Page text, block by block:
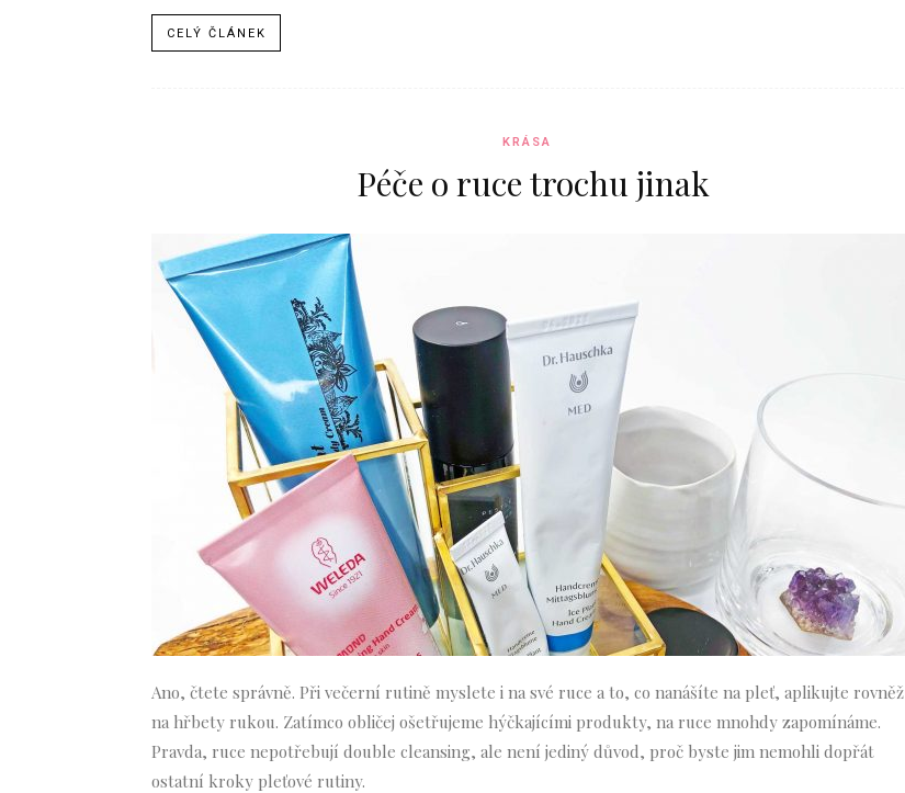
CELÝ ČLÁNEK
KRÁSA
Péče o ruce trochu jinak
Ano, čtete správně. Při večerní rutině myslete i na své ruce a to, co nanášíte na pleť, aplikujte rovněž
na hřbety rukou. Zatímco obličej ošetřujeme hýčkajícími produkty, na ruce mnohdy zapomínáme.
Pravda, ruce nepotřebují double cleansing, ale není jediný důvod, proč byste jim nemohli dopřát
ostatní kroky pleťové rutiny.